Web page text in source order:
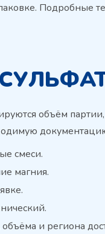
Подробные
объём
смеси.
магния.
и региона